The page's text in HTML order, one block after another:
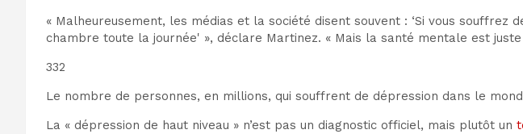
« Malheureusement, les médias et la société disent souvent : ‘Si vous souffrez
chambre toute la journée' », déclare Martinez. « Mais la santé mentale est
332
Le nombre de personnes, en millions, qui souffrent de dépression dans le
La « dépression de haut niveau » n’est pas un diagnostic officiel, mais plutôt un